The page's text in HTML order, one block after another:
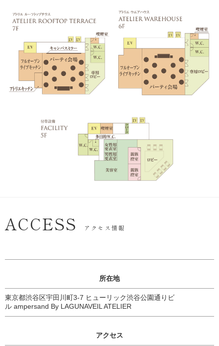
ACCESS アクセス情報
所在地
東京都渋谷区宇田川町3-7 ヒューリック渋谷公園通りビ
ル ampersand By LAGUNAVEIL ATELIER
アクセス